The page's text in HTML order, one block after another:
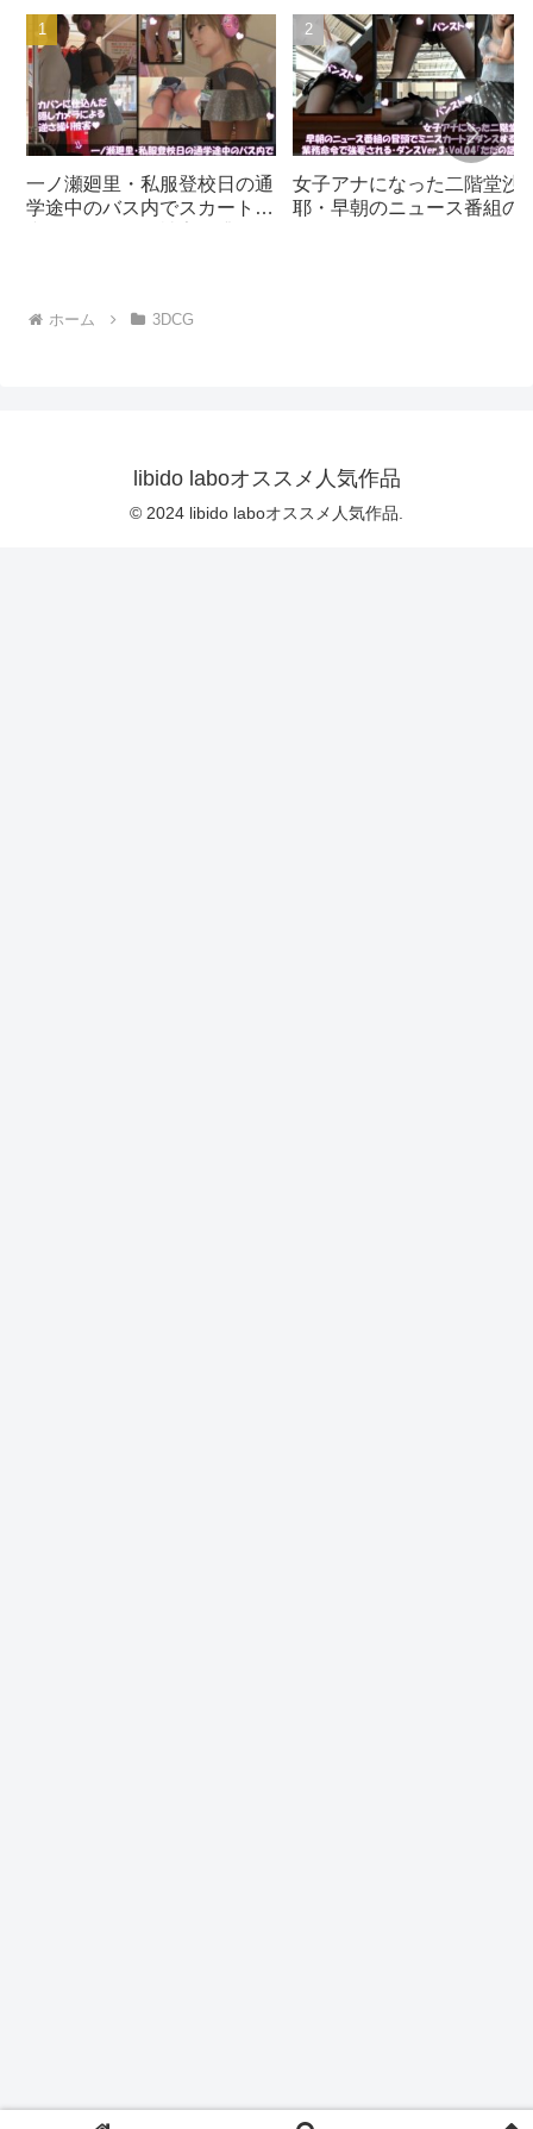
料理シュクメルリ編｜
d_416787│ Libido-Labo
4台、ローアングルから彼
女のスカート内を覗き込む
ように設置されてい
る:PV01〜10までのパンス
トやガーターストッキング
等10本セット総集編！』｜
d_704940
一ノ瀬廻里・私服登校日の通
学途中のバス内でスカート内
女子アナになった二階堂沙
耶・早朝のニュース番組の
d_700922
ホーム 3DCG
libido laboオススメ人気作品
© 2024 libido laboオススメ人気作品.